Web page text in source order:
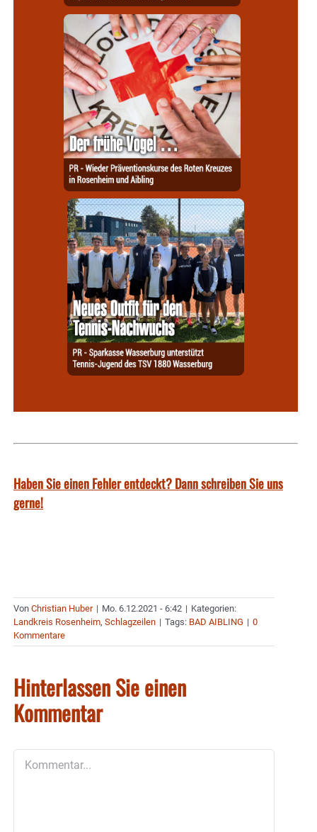
Haben Sie einen Fehler entdeckt? Dann schreiben Sie uns
gerne!
Von Christian Huber | Mo. 6.12.2021 - 6:42 | Kategorien:
Landkreis Rosenheim, Schlagzeilen | Tags: BAD AIBLING | 0
Kommentare
Hinterlassen Sie einen
Kommentar